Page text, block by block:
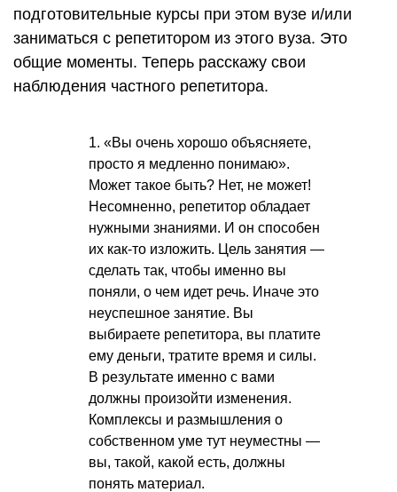
подготовительные курсы при этом вузе и/или
заниматься с репетитором из этого вуза. Это
общие моменты. Теперь расскажу свои
наблюдения частного репетитора.
1. «Вы очень хорошо объясняете,
просто я медленно понимаю».
Может такое быть? Нет, не может!
Несомненно, репетитор обладает
нужными знаниями. И он способен
их как-то изложить. Цель занятия —
сделать так, чтобы именно вы
поняли, о чем идет речь. Иначе это
неуспешное занятие. Вы
выбираете репетитора, вы платите
ему деньги, тратите время и силы.
В результате именно с вами
должны произойти изменения.
Комплексы и размышления о
собственном уме тут неуместны —
вы, такой, какой есть, должны
понять материал.